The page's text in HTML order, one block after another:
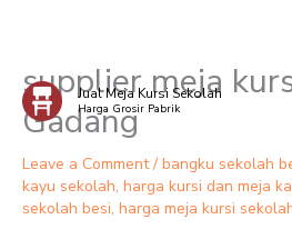
Skip
content
Jual Meja Kursi Sekolah
Harga Grosir Pabrik
supplier meja
Gadang
Leave a Comment / bangku sekolah
kayu sekolah, harga kursi dan meja
sekolah besi, harga meja kursi